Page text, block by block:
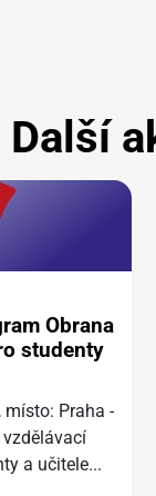
Další
Obrana
studenty
Praha -
a učitele...